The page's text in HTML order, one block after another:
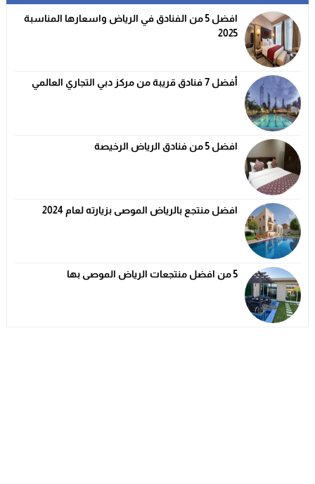
افضل 5 من الفنادق في الرياض واسعارها المناسبة
2025
أفضل 7 فنادق قريبة من مركز دبي التجاري العالمي
افضل 5 من فنادق الرياض الرخيصة
افضل منتجع بالرياض الموصى بزيارته لعام 2024
5 من افضل منتجعات الرياض الموصى بها